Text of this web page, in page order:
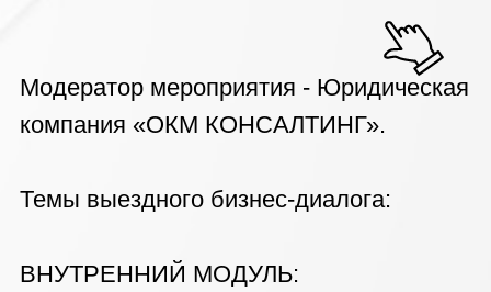
НАЛОГООБЛОЖЕНИЯ СУБЪЕКТОВ
РОССИЙСКОЙ ФЕДЕРАЦИИ».
2 Тема: «НАЛОГОВАЯ ОПТИМИЗАЦИЯ
РОССИЙСКОЙ КОМПАНИИ НА
ФЕДЕРАЦИИ И В ИНОСТРАННЫХ